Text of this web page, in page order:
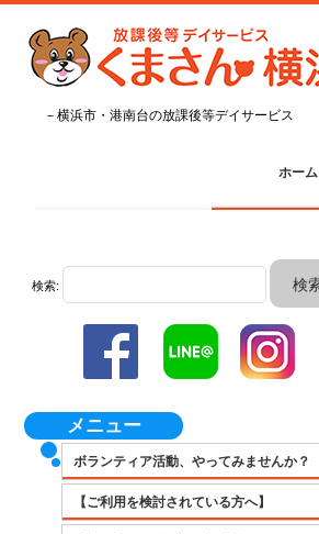
－横浜市・港南台の放課後等デイサービス
ホーム
検索:
メニュー
ボランティア活動、やってみませんか？
【ご利用を検討されている方へ】